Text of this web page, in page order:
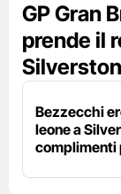
GP Gran
prende il
Bezzecchi
leone a
complimenti